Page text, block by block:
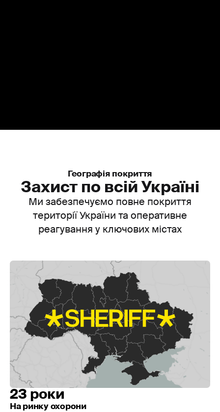
Географія покриття
Захист по всій Україні
Ми забезпечуємо повне покриття
території України та оперативне
реагування у ключових містах
23 роки
На ринку охорони